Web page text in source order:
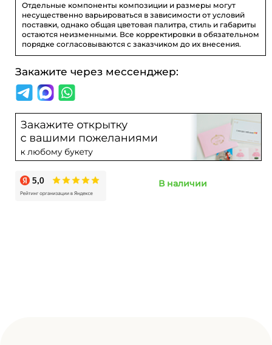
Отдельные компоненты композиции и размеры могут
несущественно варьироваться в зависимости от условий
поставки, однако общая цветовая палитра, стиль и габариты
остаются неизменными. Все корректировки в обязательном
порядке согласовываются с заказчиком до их внесения.
Закажите через мессенджер:
В наличии